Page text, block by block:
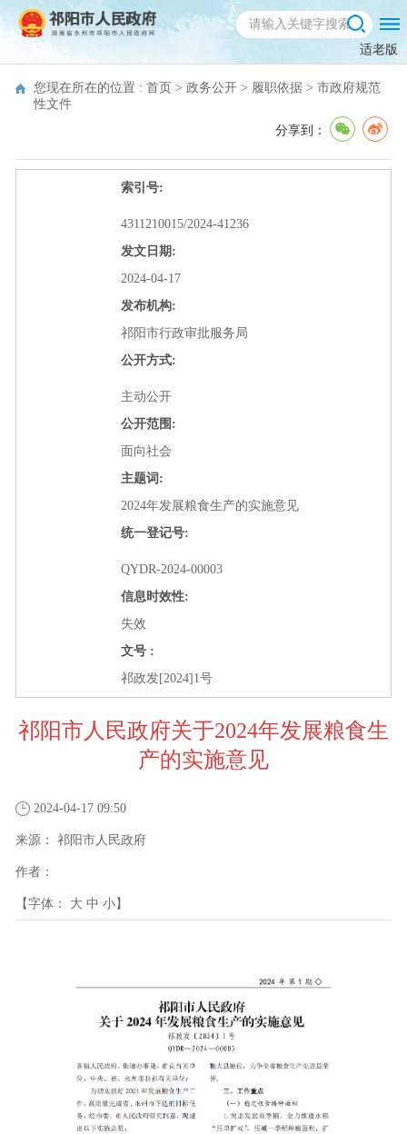
适老版
您现在所在的位置 : 首页 > 政务公开 > 履职依据 > 市政府规范
性文件
分享到：
索引号:
4311210015/2024-41236
发文日期:
2024-04-17
发布机构:
祁阳市行政审批服务局
公开方式:
主动公开
公开范围:
面向社会
主题词:
2024年发展粮食生产的实施意见
统一登记号:
QYDR-2024-00003
信息时效性:
失效
文号 :
祁政发[2024]1号
祁阳市人民政府关于2024年发展粮食生
产的实施意见
2024-04-17 09:50
来源： 祁阳市人民政府
作者：
【字体： 大 中 小】